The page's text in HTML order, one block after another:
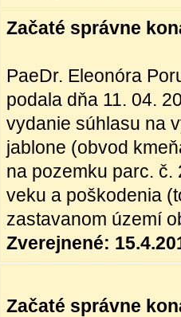
Začaté správne
PaeDr. Eleonóra
podala dňa 11. 04.
vydanie súhlasu na
jablone (obvod
na pozemku parc.
veku a poškodenia
zastavanom území
Zverejnené:
Začaté správne